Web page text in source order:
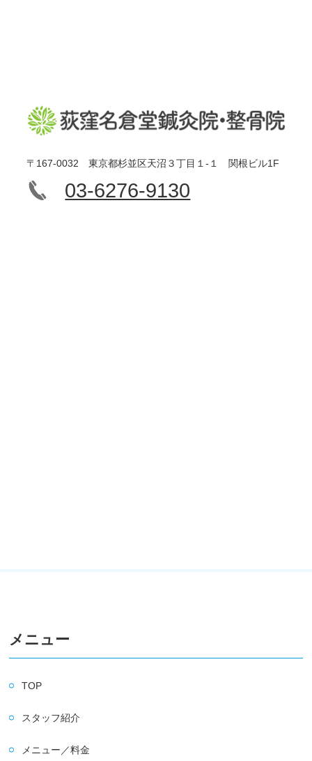
〒167-0032 東京都杉並区天沼３丁目１-１ 関根ビル1F
03-6276-9130
メニュー
TOP
スタッフ紹介
メニュー／料金